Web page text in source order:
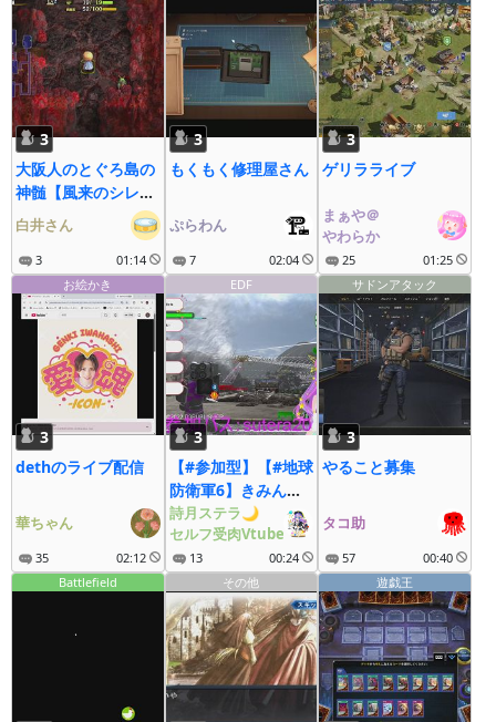
3
大阪人のとぐろ島の
神髄【風来のシレン
６】
白井さん
3 01:14
3
もくもく修理屋さん
ぷらわん
7 02:04
3
ゲリラライブ
まぁや＠
やわらか
25
01:25
お絵かき
3
dethのライブ配信
華ちゃん
35 02:12
EDF
3
【#参加型】【#地球
防衛軍6】きみんち
のお母さんよりゲー
ム下手だけど高難易
度クリア目指す！
【#詩月ステラ】
詩月ステラ🌙
セルフ受肉Vtube
13 00:24
サドンアタック
3
やること募集
タコ助
57
00:40
Battlefield
その他 遊戯王